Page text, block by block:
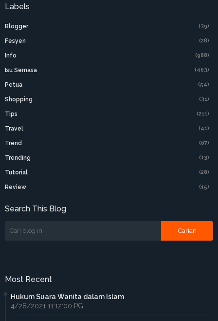
Labels
Blogger (39)
Fesyen (28)
Info (988)
Isu Semasa (463)
Petua (54)
Shopping (31)
Tips (211)
Travel (41)
Trend (67)
Trending (13)
Tutorial (28)
Review (15)
Search This Blog
Most Recent
Hukum Suara Wanita dalam Islam
4/28/2021 11:12:00 PG